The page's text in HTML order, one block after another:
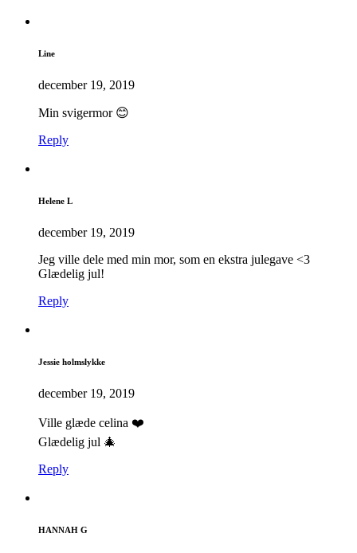
Line
december 19, 2019
Min svigermor 😊
Reply
Helene L
december 19, 2019
Jeg ville dele med min mor, som en ekstra julegave <3
Glædelig jul!
Reply
Jessie holmslykke
december 19, 2019
Ville glæde celina ❤️
Glædelig jul 🎄
Reply
HANNAH G